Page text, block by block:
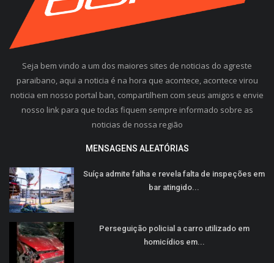
Seja bem vindo a um dos maiores sites de noticias do agreste
paraibano, aqui a noticia é na hora que acontece, acontece virou
noticia em nosso portal ban, compartilhem com seus amigos e envie
nosso link para que todas fiquem sempre informado sobre as
noticias de nossa região
MENSAGENS ALEATÓRIAS
Suíça admite falha e revela falta de inspeções em
bar atingido...
Perseguição policial a carro utilizado em
homicídios em...